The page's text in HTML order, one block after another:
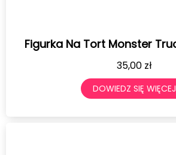
Figurka Na Tort Monster
35,00 zł
DOWIEDZ SIĘ WIĘCEJ